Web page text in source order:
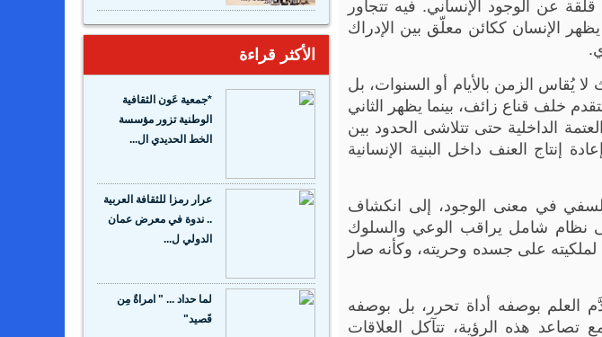
قلقة عن الوجود الإنساني. فيه تتجاور
يظهر الإنسان ككائن معلّق بين الإدراك
يُقاس الزمن بالأيام أو السنوات، بل
خلف قناع زائف، بينما يظهر الثاني
الداخلية حتى تتلاشى الحدود بين
العنف داخل البنية الإنسانية
في معنى الوجود، إلى انكشاف
نظام شامل يراقب الوعي والسلوك
لملكيته على جسده وحريته، وكأنه صار
العلم بوصفه أداة تحرر، بل بوصفه
هذه الرؤية، تتآكل العلاقات
الأكثر قراءة
*جمعية عَون الثقافية
الوطنية تزور مؤسسة
الخط الحديدي ال...
عرار رمزا للثقافة العربية
.. ندوة في معرض عمان
الدولي ل...
لما حداد ... " امراةٌ مِن
قَصيد"